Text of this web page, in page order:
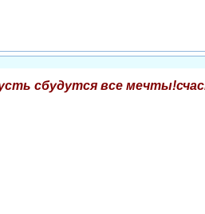
сбудутся все